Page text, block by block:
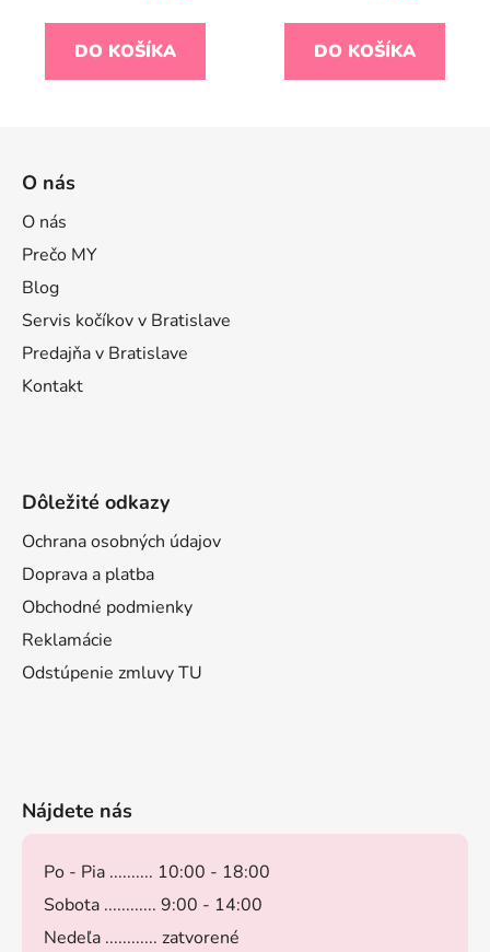
DO KOŠÍKA DO KOŠÍKA
O nás
O nás
Prečo MY
Blog
Servis kočíkov v Bratislave
Predajňa v Bratislave
Kontakt
Dôležité odkazy
Ochrana osobných údajov
Doprava a platba
Obchodné podmienky
Reklamácie
Odstúpenie zmluvy TU
Nájdete nás
Po - Pia .......... 10:00 - 18:00
Sobota ............ 9:00 - 14:00
Nedeľa ............ zatvorené